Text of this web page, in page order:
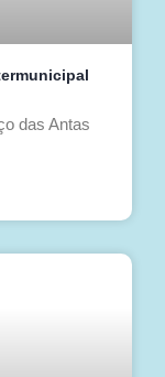
das Antas